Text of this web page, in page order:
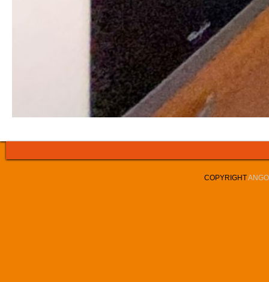
COPYRIGHT